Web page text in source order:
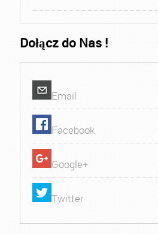
Dołącz do Nas !
Email
Facebook
Google+
Twitter